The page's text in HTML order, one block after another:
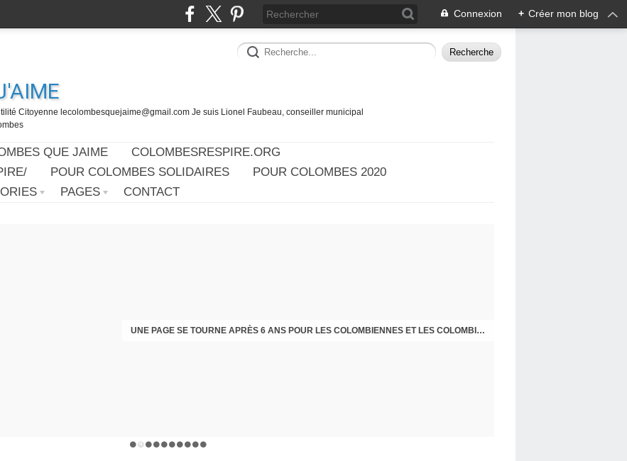
Connexion + Créer mon blog
Citoyenne lecolombesquejaime@gmail.com Je suis Lionel Faubeau, conseiller municipal
QUE JAIME
COLOMBESRESPIRE.ORG
POUR COLOMBES SOLIDAIRES
POUR COLOMBES 2020
PAGES CONTACT
UNE PAGE SE TOURNE APRÈS 6 ANS POUR LES COLOMBIENNES ET LES COLOMBIENS